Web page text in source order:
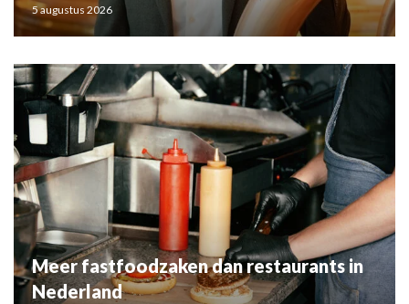
5 augustus 2026
Meer fastfoodzaken dan restaurants in
Nederland